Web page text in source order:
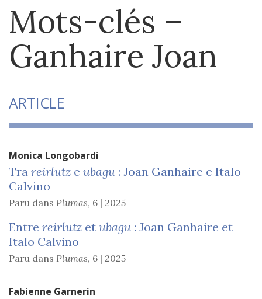
Mots-clés –
Ganhaire Joan
ARTICLE
Monica Longobardi
Tra reirlutz e ubagu : Joan Ganhaire e Italo
Calvino
Paru dans Plumas, 6 | 2025
Entre reirlutz et ubagu : Joan Ganhaire et
Italo Calvino
Paru dans Plumas, 6 | 2025
Fabienne Garnerin